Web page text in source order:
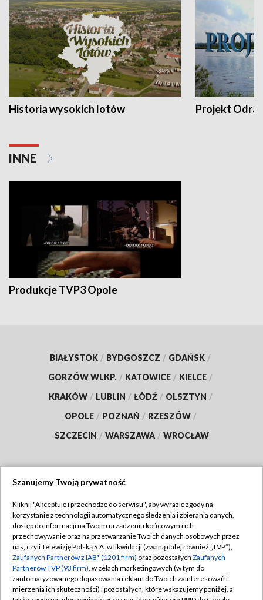
Historia wysokich lotów Projekt Odra
INNE
Produkcje TVP3 Opole
BIAŁYSTOK / BYDGOSZCZ / GDAŃSK /
GORZÓW WLKP. / KATOWICE / KIELCE /
KRAKÓW / LUBLIN / ŁÓDŹ / OLSZTYN /
OPOLE / POZNAŃ / RZESZÓW /
SZCZECIN / WARSZAWA / WROCŁAW
TVP
Abonament TVP
Emisja w TVP
Centrum informacji TVP
Naziemna Telewizja Cyfrowa
Regulamin TVP
Polityka prywatności
Moje zgody
Pomoc
Szanujemy Twoją prywatność
Kliknij "Akceptuję i przechodzę do serwisu", aby wyrazić zgody na
korzystanie z technologii automatycznego śledzenia i zbierania danych,
dostęp do informacji na Twoim urządzeniu końcowym i ich
przechowywanie oraz na przetwarzanie Twoich danych osobowych przez
nas, czyli Telewizję Polską S.A. w likwidacji (zwaną dalej również „TVP”),
Zaufanych Partnerów z IAB* (1201 firm) oraz pozostałych Zaufanych
Partnerów TVP (93 firm), w celach marketingowych (w tym do
zautomatyzowanego dopasowania reklam do Twoich zainteresowań i
mierzenia ich skuteczności) i pozostałych, które wskazujemy poniżej, a